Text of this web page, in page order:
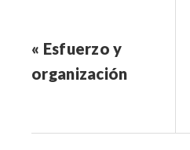
« Esfuerzo y
organización